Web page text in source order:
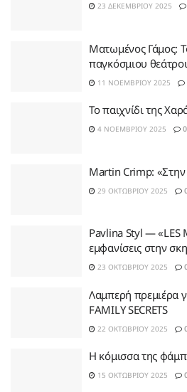
23 ΔΕΚΕΜΒΡΊΟΥ 2025
Ματωμένος Γάμος:
παγκόσμιου
11 ΝΟΕΜΒΡΊΟΥ 2025
Το παιχνίδι της
4 ΝΟΕΜΒΡΊΟΥ 2025 0
Martin Crimp: «Στην
29 ΟΚΤΩΒΡΊΟΥ 2025
Pavlina Styl — «LES
εμφανίσεις στην
23 ΟΚΤΩΒΡΊΟΥ 2025
Λαμπερή πρεμιέρα
FAMILY SECRETS
22 ΟΚΤΩΒΡΊΟΥ 2025
Η κόμισσα της
15 ΟΚΤΩΒΡΊΟΥ 2025